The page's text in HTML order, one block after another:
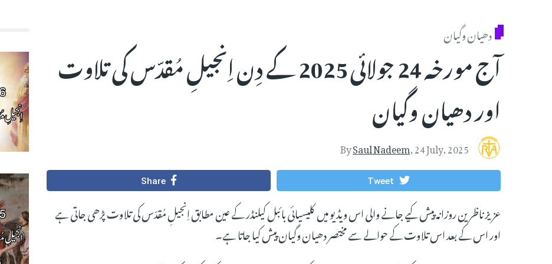
دھیان وگیان
آج مورخہ 24 جولائی 2025 کے دِن اِنجیلِ مُقدّس کی تلاوت
اور دھیان وگیان
BySaul Nadeem,24 July, 2025
Tweet
Share
عزیز ناظرین روزانہ پیش کیے جانے والی اس ویڈیو میں کلیسیائی بائبل کیلنڈر کے عین مطابق اِنجیلِ مُقدّس کی تلاوت پڑھی جاتی ہے
اور اس کے بعد اس تلاوت کے حوالے سے مختصر دھیان وگیان پیش کیا جاتا ہے۔